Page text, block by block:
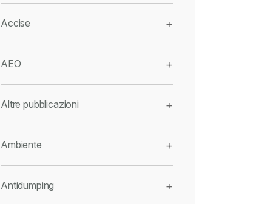
Accise +
AEO +
Altre pubblicazioni +
Ambiente +
Antidumping +